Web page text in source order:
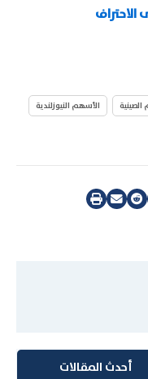
الأسهم النيوزلندية
أحدث المقالات